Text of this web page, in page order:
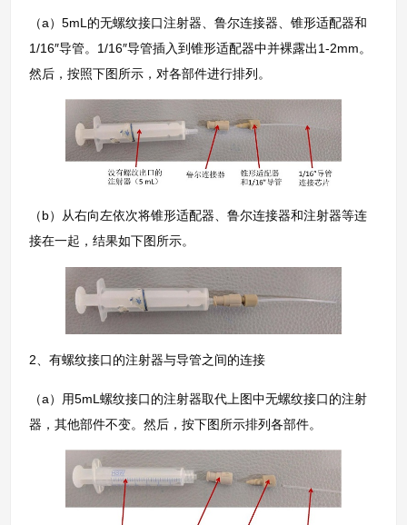
（a）5mL的无螺纹接口注射器、鲁尔连接器、锥形适配器和
1/16″导管。1/16″导管插入到锥形适配器中并裸露出1-2mm。
然后，按照下图所示，对各部件进行排列。
（b）从右向左依次将锥形适配器、鲁尔连接器和注射器等连
接在一起，结果如下图所示。
2、有螺纹接口的注射器与导管之间的连接
（a）用5mL螺纹接口的注射器取代上图中无螺纹接口的注射
器，其他部件不变。然后，按下图所示排列各部件。